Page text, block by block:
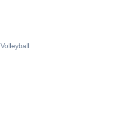
Volleyball